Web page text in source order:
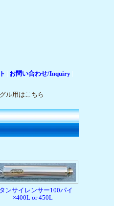
お問い合わせ/Inquiry
ル用はこちら
ンサイレンサー100パイ
×400L or 450L